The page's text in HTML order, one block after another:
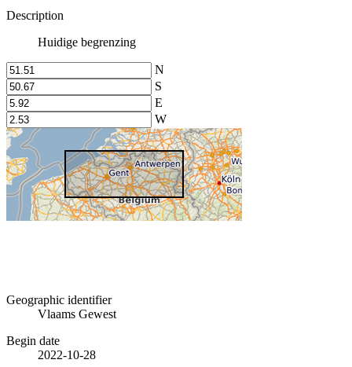
Description
Huidige begrenzing
N
S
E
W
Geographic identifier
Vlaams Gewest
Begin date
2022-10-28